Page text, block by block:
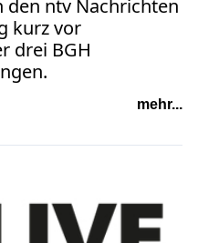
den ntv Nachrichten
kurz vor
drei BGH
mehr...